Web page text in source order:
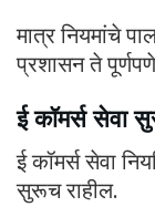
मात्र नियमांचे
प्रशासन ते
ई कॉमर्स सेवा
ई कॉमर्स सेवा
सुरूच राहील.